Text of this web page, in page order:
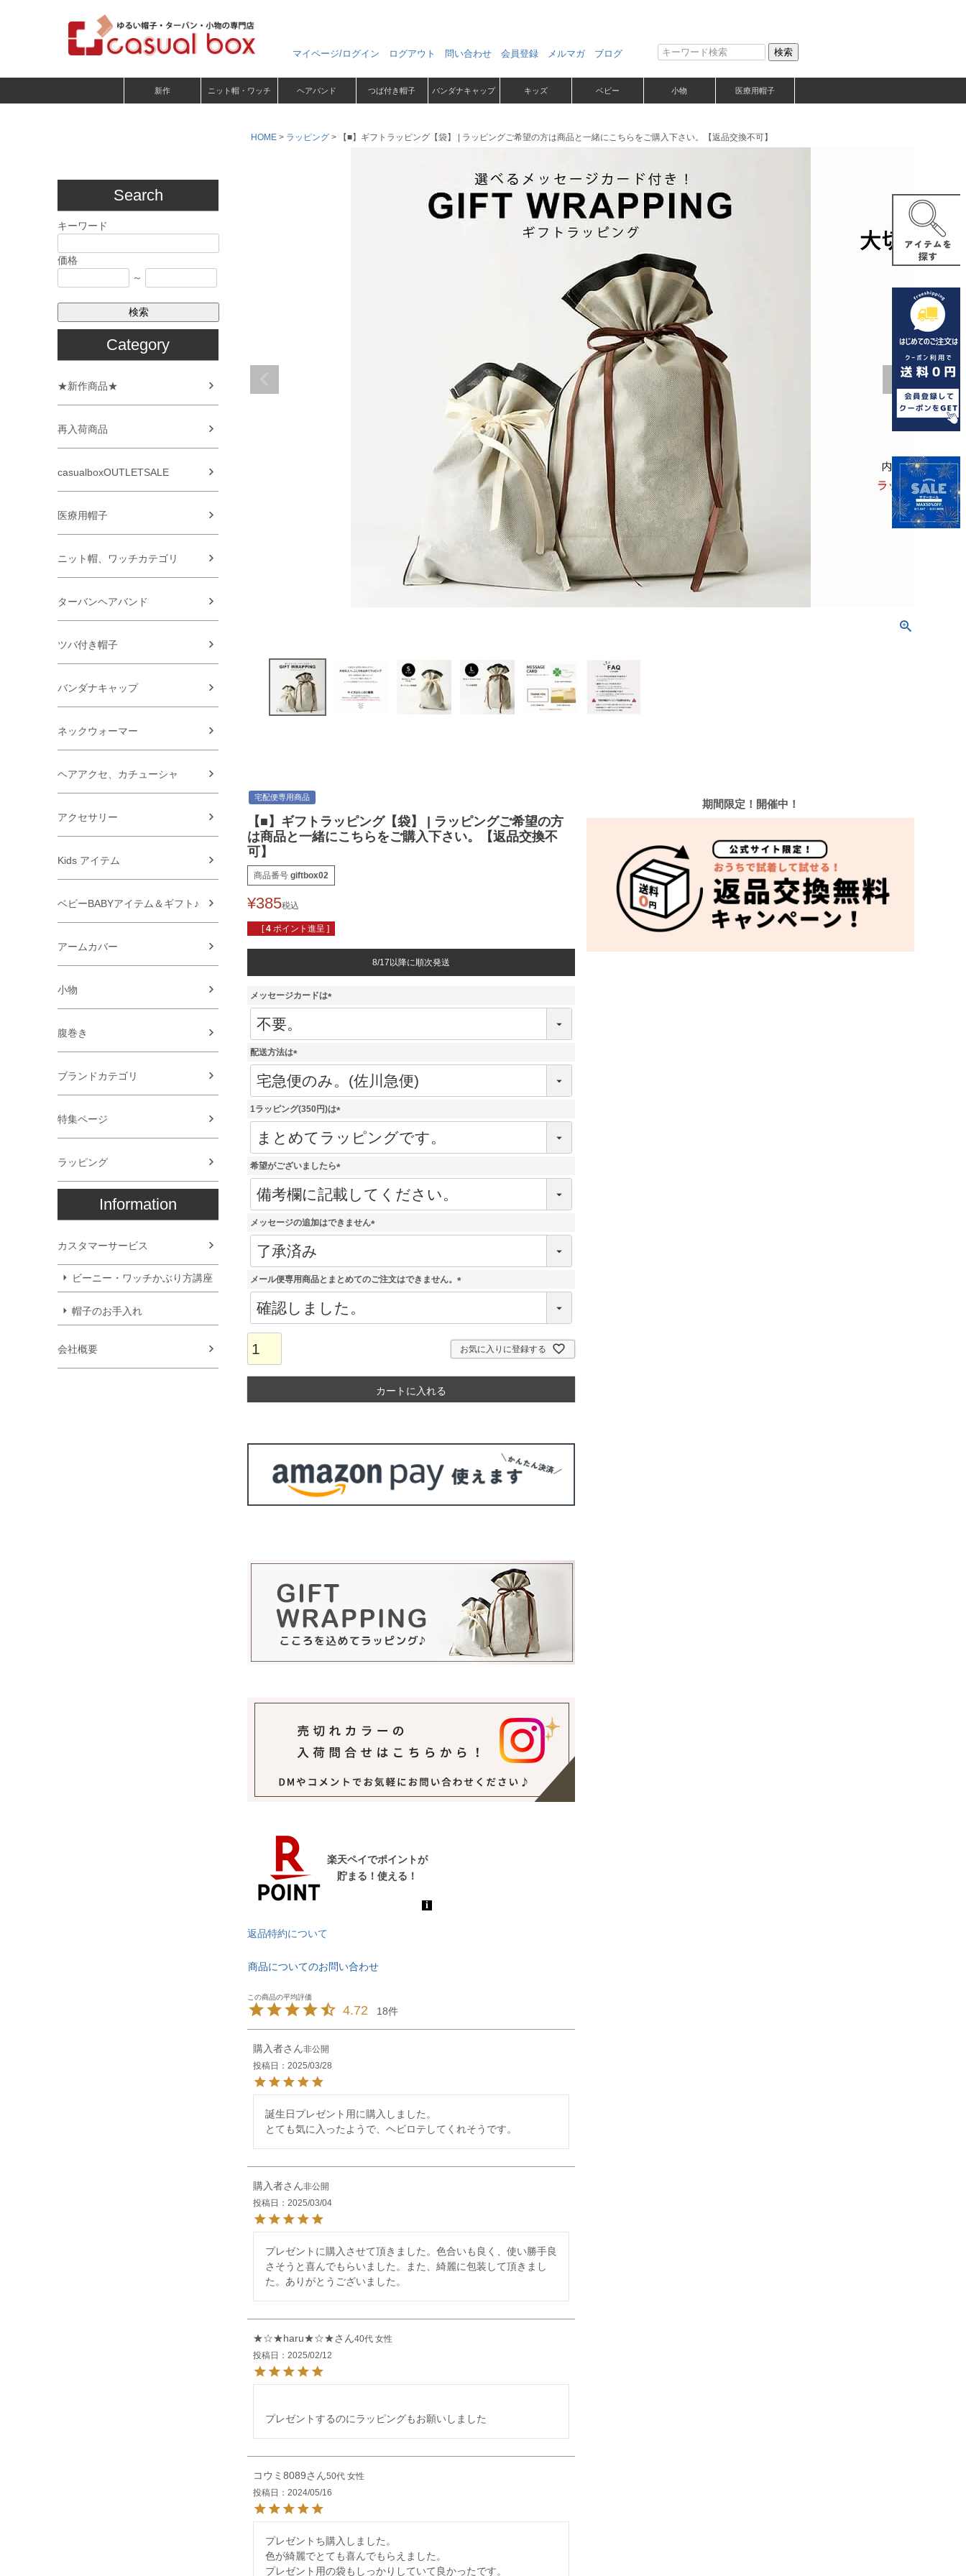
マイページ/ログイン ログアウト 問い合わせ 会員登録 メルマガ ブログ 検索
新作 ニット帽・ワッチ ヘアバンド つば付き帽子 バンダナキャップ キッズ ベビー 小物 医療用帽子
Search
キーワード
価格
～
検索
Category
★新作商品★
再入荷商品
casualboxOUTLETSALE
医療用帽子
ニット帽、ワッチカテゴリ
ターバンヘアバンド
ツバ付き帽子
バンダナキャップ
ネックウォーマー
ヘアアクセ、カチューシャ
アクセサリー
Kids アイテム
ベビーBABYアイテム＆ギフト♪
アームカバー
小物
腹巻き
ブランドカテゴリ
特集ページ
ラッピング
Information
カスタマーサービス
ビーニー・ワッチかぶり方講座
帽子のお手入れ
会社概要
HOME ラッピング 【■】ギフトラッピング【袋】 | ラッピングご希望の方は商品と一緒にこちらをご購入下さい。【返品交換不可】
宅配便専用商品
【■】ギフトラッピング【袋】 | ラッピングご希望の方
は商品と一緒にこちらをご購入下さい。【返品交換不
可】
商品番号 giftbox02
¥385税込
[ 4 ポイント進呈 ]
8/17以降に順次発送
メッセージカードは
(
須
配送方法は
(
必
須
)
1ラッピング(350円)は
(
必
須
)
希望がございましたら
(
必
須
)
メッセージの追加はできません
(
須
)
メール便専用商品とまとめてのご注文はできません。
(
須
お気に入りに登録する
カートに入れる
返品特約について
商品についてのお問い合わせ
4.72 18
購入者
非公開
投稿日
2025/03/28
誕生日プレゼント用に購入しました。
とても気に入ったようで、ヘビロテしてくれそうです。
購入者
非公開
投稿日
2025/03/04
プレゼントに購入させて頂きました。色合いも良く、使い勝手良
さそうと喜んでもらいました。また、綺麗に包装して頂きまし
た。ありがとうございました。
★☆★haru★☆★ 40代 女性
投稿日
2025/02/12
プレゼントするのにラッピングもお願いしました
コウミ8089 50代 女性
投稿日
2024/05/16
プレゼントち購入しました。
色が綺麗でとても喜んでもらえました。
プレゼント用の袋もしっかりしていて良かったです。
期間限定！開催中！